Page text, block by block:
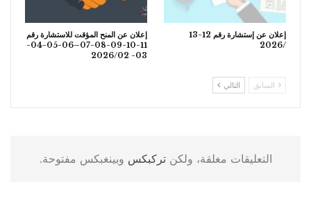
إعلان عن إستشارة رقم 12-13
/2026
إعلان عن المنح المؤقت للاستشارة رقم
11-10-09-08-07–06-05-04-
03- 2026/02
السابق التالي
التعليقات مغلقة، ولكنتركبكس وبينغبكس مفتوحة.